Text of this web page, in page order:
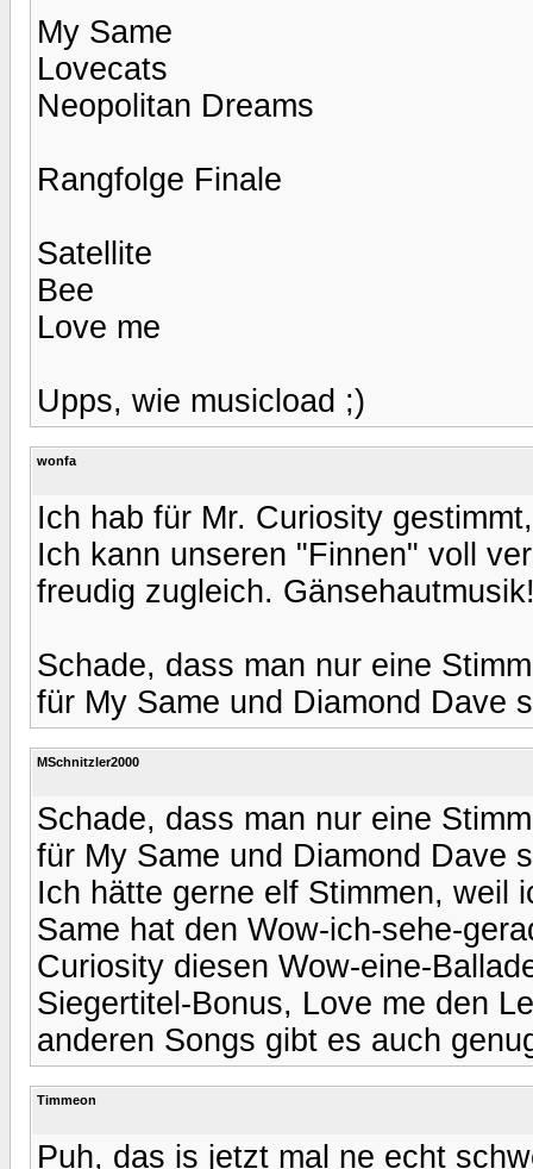
My Same
Lovecats
Neopolitan Dreams
Rangfolge Finale
Satellite
Bee
Love me
Upps, wie musicload ;)
wonfa
Ich hab für Mr. Curiosity
Ich kann unseren "Finnen" voll
freudig zugleich.
Schade, dass man nur eine
für My Same und Diamond Dave
MSchnitzler2000
Schade, dass man nur eine
für My Same und Diamond Dave
Ich hätte gerne elf Stimmen, weil
Same hat den Wow-ich-sehe-
Curiosity diesen Wow-eine-
Siegertitel-Bonus, Love me den
anderen Songs gibt es auch
Timmeon
Puh, das is jetzt mal ne echt